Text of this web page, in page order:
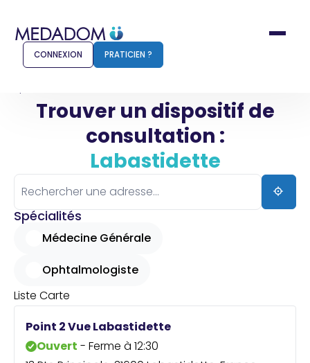
Comment ça marche ?
Pharmacien
Connexion
Praticien ?
CONNEXION PRATICIEN ?
Trouver un dispositif de
consultation :
Labastidette
Spécialités
Médecine Générale
Ophtalmologiste
Liste Carte
Point 2 Vue Labastidette
Ouvert - Ferme à 12:30